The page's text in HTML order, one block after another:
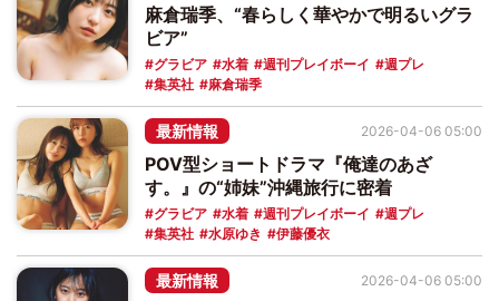
麻倉瑞季、“春らしく華やかで明るいグラ
ビア”
グラビア 水着 週刊プレイボーイ
週プレ
集英社
麻倉瑞季
最新情報
POV型ショートドラマ『俺達のあざ
す。』の“姉妹”沖縄旅行に密着
グラビア 水着 週刊プレイボーイ
週プレ
集英社
水原ゆき 伊藤優衣
2026-04-06 05:00
最新情報 2026-04-06 05:00